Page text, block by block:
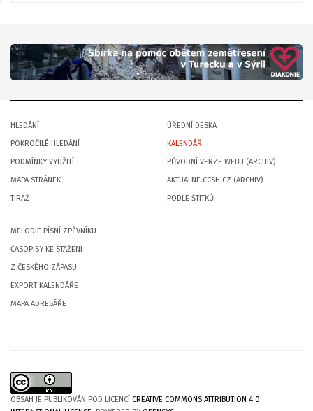
HLEDÁNÍ
POKROČILÉ HLEDÁNÍ
PODMÍNKY VYUŽITÍ
MAPA STRÁNEK
TIRÁŽ
ÚŘEDNÍ DESKA
KALENDÁŘ
PŮVODNÍ VERZE WEBU (ARCHIV)
AKTUALNE.CCSH.CZ (ARCHIV)
PODLE ŠTÍTKŮ
MELODIE PÍSNÍ ZPĚVNÍKU
ČASOPISY KE STAŽENÍ
Z ČESKÉHO ZÁPASU
EXPORT KALENDÁŘE
MAPA ADRESÁŘE
OBSAH JE PUBLIKOVÁN POD LICENCÍ CREATIVE COMMONS ATTRIBUTION 4.0